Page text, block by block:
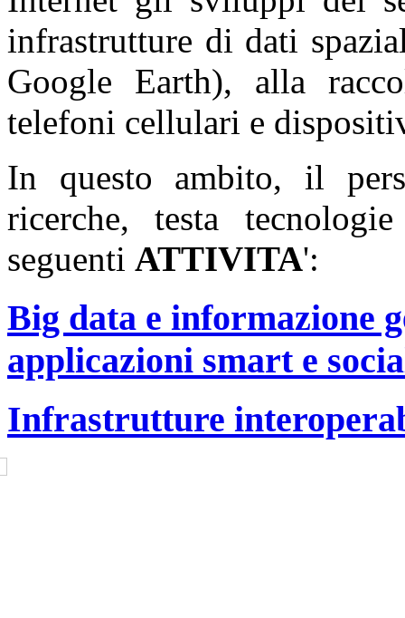
infrastrutture di dati
Google Earth), alla
telefoni cellulari e
In questo ambito, il
ricerche, testa
seguenti ATTIVITA':
Big data e informazione
applicazioni smart e
Infrastrutture